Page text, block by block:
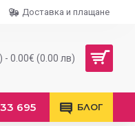
Доставка и плащане
- 0.00€ (0.00 лв)
695 БЛОГ